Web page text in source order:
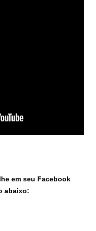
em seu Facebook
abaixo: